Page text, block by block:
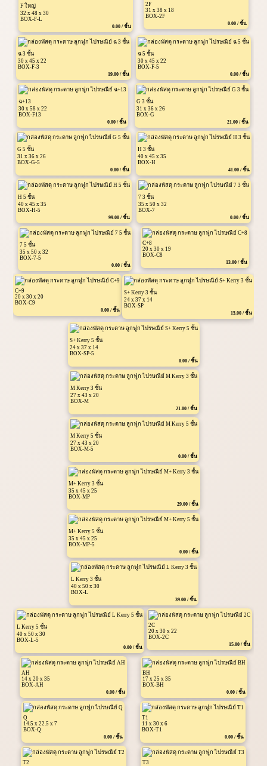
F ใหญ่
32 x 48 x 30
BOX-F-L
0.00 / ชิ้น
2F
31 x 38 x 18
BOX-2F
0.00 / ชิ้น
ฉ 3 ชั้น
30 x 45 x 22
BOX-F-3
19.00 / ชิ้น
ฉ 5 ชั้น
30 x 45 x 22
BOX-F-5
0.00 / ชิ้น
ฉ+13
30 x 58 x 22
BOX-F13
0.00 / ชิ้น
G 3 ชั้น
31 x 36 x 26
BOX-G
21.00 / ชิ้น
G 5 ชั้น
31 x 36 x 26
BOX-G-5
0.00 / ชิ้น
H 3 ชั้น
40 x 45 x 35
BOX-H
41.00 / ชิ้น
H 5 ชั้น
40 x 45 x 35
BOX-H-5
99.00 / ชิ้น
7 3 ชั้น
35 x 50 x 32
BOX-7
0.00 / ชิ้น
7 5 ชั้น
35 x 50 x 32
BOX-7-5
0.00 / ชิ้น
C+8
20 x 30 x 19
BOX-C8
13.00 / ชิ้น
C+9
20 x 30 x 20
BOX-C9
0.00 / ชิ้น
S+ Kerry 3 ชั้น
24 x 37 x 14
BOX-SP
15.00 / ชิ้น
S+ Kerry 5 ชั้น
24 x 37 x 14
BOX-SP-5
0.00 / ชิ้น
M Kerry 3 ชั้น
27 x 43 x 20
BOX-M
21.00 / ชิ้น
M Kerry 5 ชั้น
27 x 43 x 20
BOX-M-5
0.00 / ชิ้น
M+ Kerry 3 ชั้น
35 x 45 x 25
BOX-MP
29.00 / ชิ้น
M+ Kerry 5 ชั้น
35 x 45 x 25
BOX-MP-5
0.00 / ชิ้น
L Kerry 3 ชั้น
40 x 50 x 30
BOX-L
39.00 / ชิ้น
L Kerry 5 ชั้น
40 x 50 x 30
BOX-L-5
0.00 / ชิ้น
2C
20 x 30 x 22
BOX-2C
15.00 / ชิ้น
AH
14 x 20 x 35
BOX-AH
0.00 / ชิ้น
BH
17 x 25 x 35
BOX-BH
0.00 / ชิ้น
Q
14.5 x 22.5 x 7
BOX-Q
0.00 / ชิ้น
T1
11 x 30 x 6
BOX-T1
0.00 / ชิ้น
T2
T3